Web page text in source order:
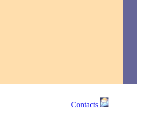
Contacts